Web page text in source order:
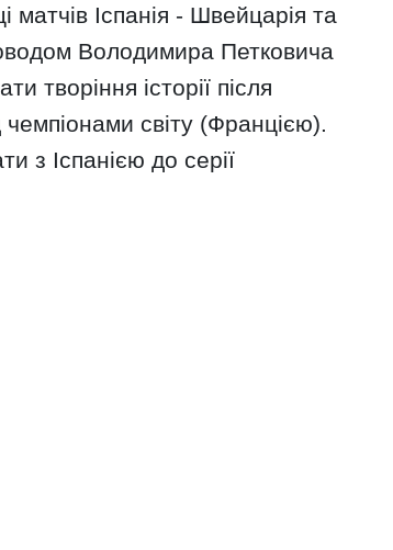
матчів Іспанія - Швейцарія та
Володимира Петковича
творіння історії після
світу (Францією).
з Іспанією до серії